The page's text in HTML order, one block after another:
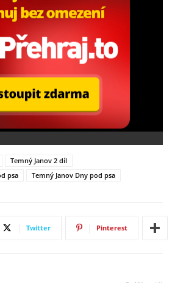
Temný Janov 2 díl
psa
Temný Janov Dny pod psa
Twitter Pinterest